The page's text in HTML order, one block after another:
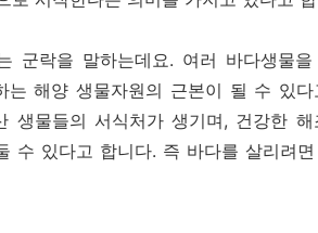
군락을 말하는데요. 여러 바다생물을
해양 생물자원의 근본이 될 수 있다
생물들의 서식처가 생기며, 건강한 해
수 있다고 합니다. 즉 바다를 살리려